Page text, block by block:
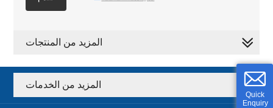
Quick
Enquiry
المزيد من المنتجات
المزيد من الخدمات